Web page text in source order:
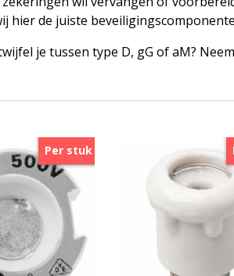
hier de juiste
je tussen type D, gG of aM?
Per stuk